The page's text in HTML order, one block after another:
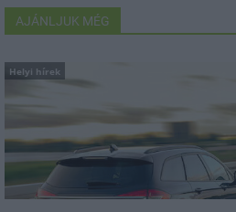
AJÁNLJUK MÉG
Helyi hírek